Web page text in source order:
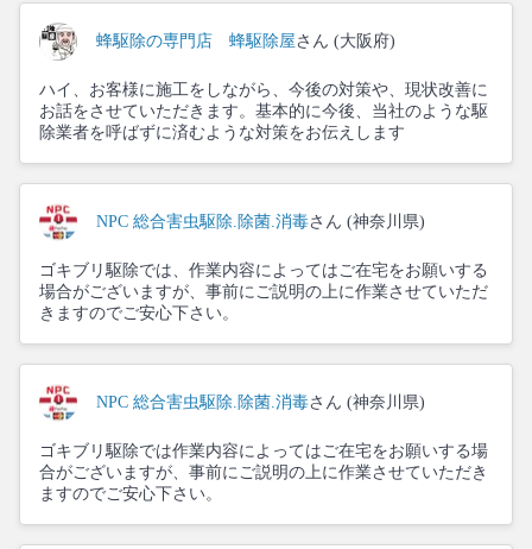
蜂駆除の専門店 蜂駆除屋 さん (大阪府)
ハイ、お客様に施工をしながら、今後の対策や、現状改善に
お話をさせていただきます。基本的に今後、当社のような駆
除業者を呼ばずに済むような対策をお伝えします
NPC 総合害虫駆除.除菌.消毒さん (神奈川県)
ゴキブリ駆除では、作業内容によってはご在宅をお願いする
場合がございますが、事前にご説明の上に作業させていただ
きますのでご安心下さい。
NPC 総合害虫駆除.除菌.消毒さん (神奈川県)
ゴキブリ駆除では作業内容によってはご在宅をお願いする場
合がございますが、事前にご説明の上に作業させていただき
ますのでご安心下さい。